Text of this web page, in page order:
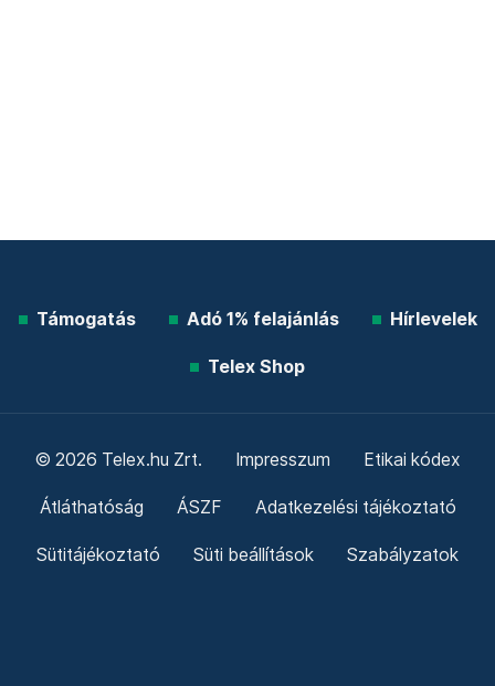
Támogatás Adó 1% felajánlás Hírlevelek
Telex Shop
© 2026 Telex.hu Zrt. Impresszum Etikai kódex
Átláthatóság ÁSZF Adatkezelési tájékoztató
Sütitájékoztató Süti beállítások Szabályzatok